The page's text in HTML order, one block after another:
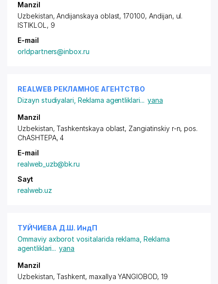
Manzil
Uzbekistan, Andijanskaya oblast, 170100, Andijan, ul.
ISTIKLOL , 9
E-mail
orldpartners@inbox.ru
REALWEB РЕКЛАМНОЕ АГЕНТСТВО
Dizayn studiyalari ,Reklama agentliklari... yana
Manzil
Uzbekistan, Tashkentskaya oblast, Zangiatinskiy r-n, pos.
ChASHTEPA, 4
E-mail
realweb_uzb@bk.ru
Sayt
realweb.uz
ТУЙЧИЕВА Д.Ш. ИндП
Ommaviy axborot vositalarida reklama ,Reklama
agentliklari... yana
Manzil
Uzbekistan, Tashkent, maxallya YANGIOBOD, 19